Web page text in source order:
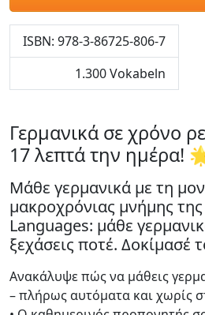
ISBN: 978-3-86725-806-7
1.300 Vokabeln
Γερμανικά σε χρόνο
17 λεπτά την ημέρα!
Μάθε γερμανικά με τη
μακροχρόνιας μνήμης
Languages: μάθε
ξεχάσεις ποτέ. Δοκίμασέ
Ανακάλυψε πώς να μάθεις
– πλήρως αυτόματα και χωρίς